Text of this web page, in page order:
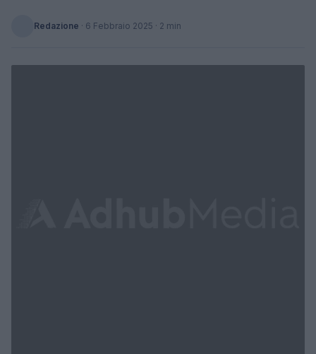
Redazione · 6 Febbraio 2025 · 2 min